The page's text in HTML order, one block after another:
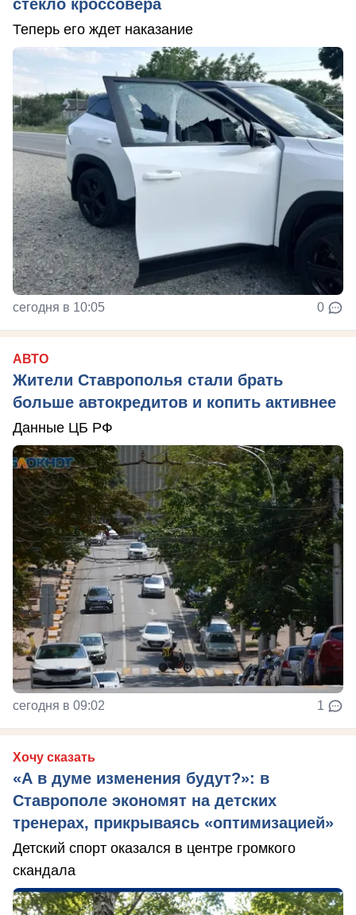
стекло кроссовера
Теперь его ждет наказание
сегодня в 10:05 0
АВТО
Жители Ставрополья стали брать
больше автокредитов и копить активнее
Данные ЦБ РФ
сегодня в 09:02 1
Хочу сказать
«А в думе изменения будут?»: в
Ставрополе экономят на детских
тренерах, прикрываясь «оптимизацией»
Детский спорт оказался в центре громкого
скандала